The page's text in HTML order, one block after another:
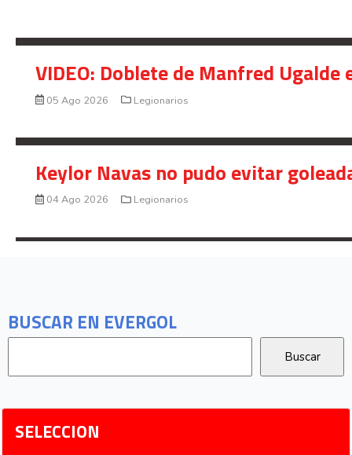
BUSCAR EN EVERGOL
SELECCION
VIDEO: Doblete de Manfred
05 Ago 2026 Legionarios
Keylor Navas no pudo evitar
04 Ago 2026 Legionarios